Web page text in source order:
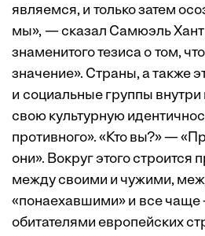
являемся, и только затем
мы», — сказал Самюэль
знаменитого тезиса о том,
значение». Cтраны, а также
и социальные группы
свою культурную
противного». «Кто вы?» —
они». Вокруг этого строится
между своими и чужими,
«понаехавшими» и все
обитателями европейских